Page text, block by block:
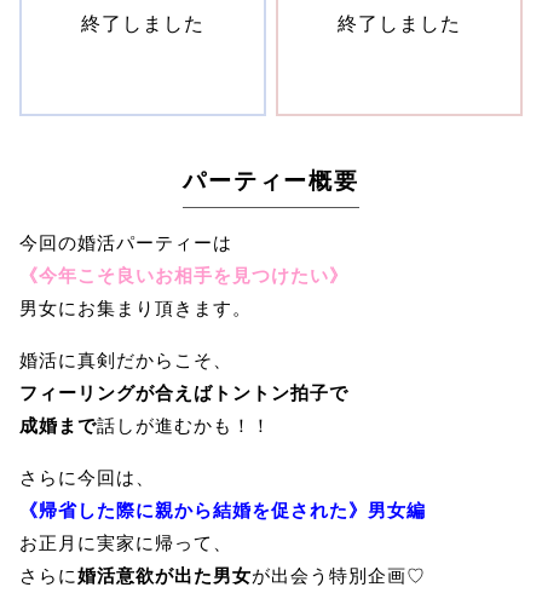
終了しました 終了しました
パーティー概要
今回の婚活パーティーは
《今年こそ良いお相手を見つけたい》
男女にお集まり頂きます。
婚活に真剣だからこそ、
フィーリングが合えばトントン拍子で
成婚まで話しが進むかも！！
さらに今回は、
《帰省した際に親から結婚を促された》男女編
お正月に実家に帰って、
さらに婚活意欲が出た男女が出会う特別企画♡